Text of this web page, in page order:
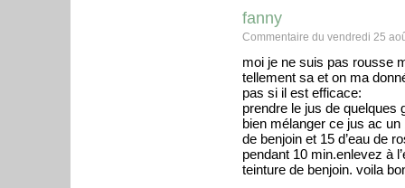
fanny
Commentaire du vendredi 25
moi je ne suis pas rousse
tellement sa et on ma
pas si il est efficace:
prendre le jus de
bien mélanger ce jus ac un
de benjoin et 15 d’eau de
pendant 10 min.enlevez à
teinture de benjoin. voila